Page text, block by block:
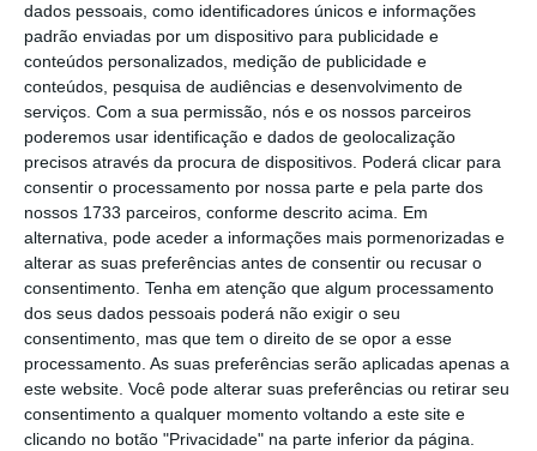
dados pessoais, como identificadores únicos e informações
padrão enviadas por um dispositivo para publicidade e
conteúdos personalizados, medição de publicidade e
conteúdos, pesquisa de audiências e desenvolvimento de
serviços. Com a sua permissão, nós e os nossos parceiros
poderemos usar identificação e dados de geolocalização
precisos através da procura de dispositivos. Poderá clicar para
consentir o processamento por nossa parte e pela parte dos
nossos 1733 parceiros, conforme descrito acima. Em
alternativa, pode aceder a informações mais pormenorizadas e
alterar as suas preferências antes de consentir ou recusar o
consentimento. Tenha em atenção que algum processamento
dos seus dados pessoais poderá não exigir o seu
consentimento, mas que tem o direito de se opor a esse
processamento. As suas preferências serão aplicadas apenas a
este website. Você pode alterar suas preferências ou retirar seu
consentimento a qualquer momento voltando a este site e
clicando no botão "Privacidade" na parte inferior da página.
Artigos
A urgência da transformação do empreendedorismo
europeu
16 Junho 2025
De ecossistema ‘acolhedor’ a ‘orientado ao desempenho’:
uma receita para escalar
PREMIUM
28 Julho 2022
Porque precisamos de políticas públicas para
desenvolver uma economia empreendedora
5 Maio 2022